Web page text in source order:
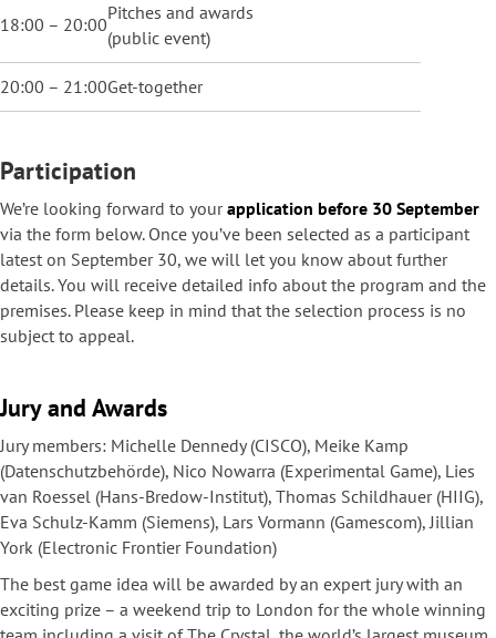
18:00 – 20:00
Pitches and awards
(public event)
20:00 – 21:00Get-together
Participation
We’re looking forward to yourapplication before 30 September
via the form below. Once you’ve been selected as a participant
latest on September 30, we will let you know about further
details. You will receive detailed info about the program and the
premises. Please keep in mind that the selection process is no
subject to appeal.
Jury and Awards
Jury members: Michelle Dennedy (CISCO), Meike Kamp
(Datenschutzbehörde), Nico Nowarra (Experimental Game), Lies
van Roessel (Hans-Bredow-Institut), Thomas Schildhauer (HIIG),
Eva Schulz-Kamm (Siemens), Lars Vormann (Gamescom), Jillian
York (Electronic Frontier Foundation)
The best game idea will be awarded by an expert jury with an
exciting prize – a weekend trip to London for the whole winning